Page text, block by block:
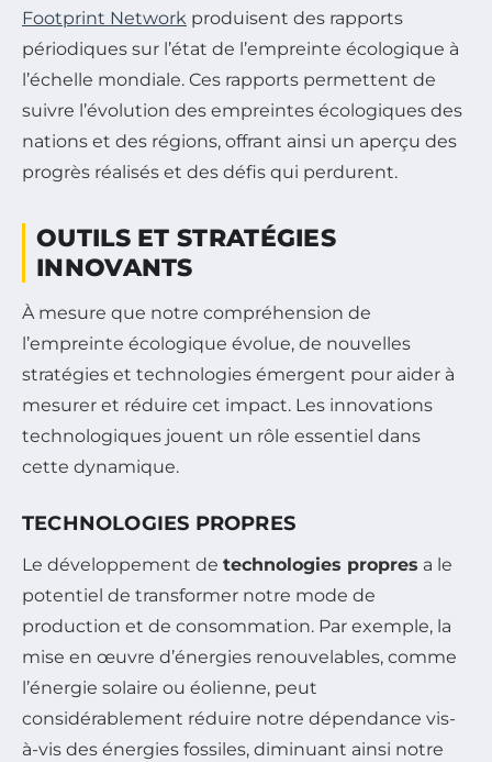
Footprint Network produisent des rapports
périodiques sur l’état de l’empreinte écologique à
l’échelle mondiale. Ces rapports permettent de
suivre l’évolution des empreintes écologiques des
nations et des régions, offrant ainsi un aperçu des
progrès réalisés et des défis qui perdurent.
OUTILS ET STRATÉGIES
INNOVANTS
À mesure que notre compréhension de
l’empreinte écologique évolue, de nouvelles
stratégies et technologies émergent pour aider à
mesurer et réduire cet impact. Les innovations
technologiques jouent un rôle essentiel dans
cette dynamique.
TECHNOLOGIES PROPRES
Le développement de technologies propres a le
potentiel de transformer notre mode de
production et de consommation. Par exemple, la
mise en œuvre d’énergies renouvelables, comme
l’énergie solaire ou éolienne, peut
considérablement réduire notre dépendance vis-
à-vis des énergies fossiles, diminuant ainsi notre